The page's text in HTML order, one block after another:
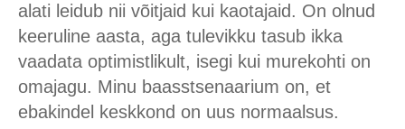
alati leidub nii võitjaid kui kaotajaid. On olnud
keeruline aasta, aga tulevikku tasub ikka
vaadata optimistlikult, isegi kui murekohti on
omajagu. Minu baasstsenaarium on, et
ebakindel keskkond on uus normaalsus.